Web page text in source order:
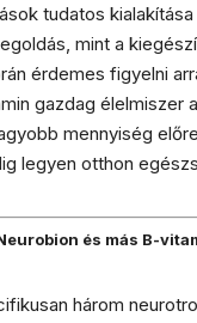
tudatos
mint a
érdemes figyelni
gazdag élelmiszer
mennyiség
legyen otthon
és más B-
három